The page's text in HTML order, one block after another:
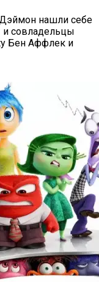
нашли себе
и совладельцы
Бен Аффлек и